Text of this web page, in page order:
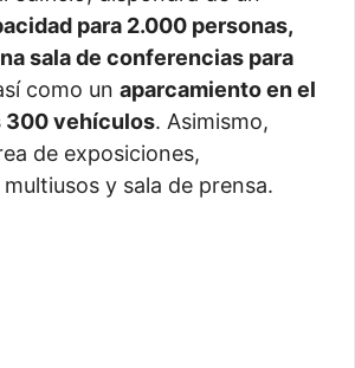
para 2.000 personas,
sala de conferencias para
como un aparcamiento en el
300 vehículos. Asimismo,
de exposiciones,
y sala de prensa.